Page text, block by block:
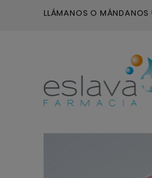
LLÁMANOS O MÁNDANOS